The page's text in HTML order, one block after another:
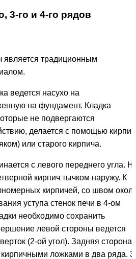
3-го и 4-го рядов
является традиционным
ведется насухо на
на фундамент. Кладка
не подвергаются
делается с помощью
или старого кирпича.
с левого переднего угла.
кирпич тычком наружу. К
кирпичей, со швом
уступа стенок печи в 4-ом
необходимо сохранить
левой стороны ведется
(2-ой угол). Задняя сторона
ложками в два ряда.